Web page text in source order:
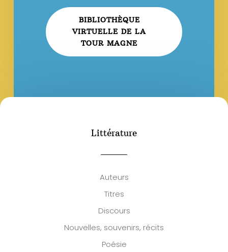
BIBLIOTHÈQUE
VIRTUELLE DE LA
TOUR MAGNE
Littérature
Auteurs
Titres
Discours
Nouvelles, souvenirs, récits
Poésie